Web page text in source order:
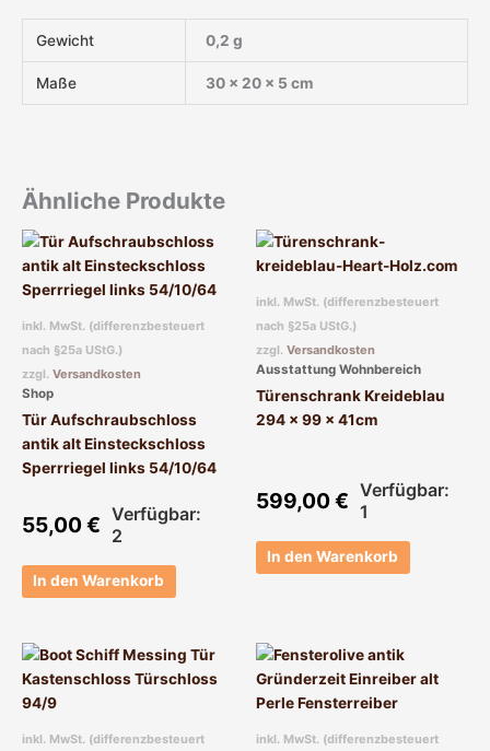
Gewicht 0,2 g
Maße 30 × 20 × 5 cm
Ähnliche Produkte
inkl. MwSt. (differenzbesteuert
nach §25a UStG.)
zzgl. Versandkosten
Shop
Tür Aufschraubschloss
antik alt Einsteckschloss
Sperrriegel links 54/10/64
55,00€ Verfügbar:
2
In den Warenkorb
inkl. MwSt. (differenzbesteuert
nach §25a UStG.)
zzgl. Versandkosten
Ausstattung Wohnbereich
Türenschrank Kreideblau
294 x 99 x 41cm
599,00€ Verfügbar:
1
In den Warenkorb
inkl. MwSt. (differenzbesteuert
inkl. MwSt. (differenzbesteuert